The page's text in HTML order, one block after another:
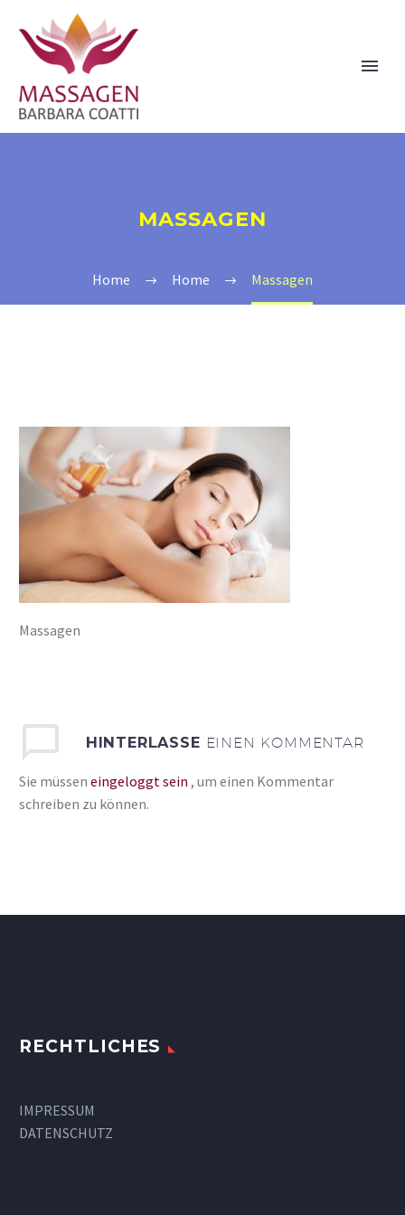
MASSAGEN
Home Home Massagen
Massagen
HINTERLASSE EINEN KOMMENTAR
Sie müssen eingeloggt sein , um einen Kommentar
schreiben zu können.
RECHTLICHES
IMPRESSUM
DATENSCHUTZ